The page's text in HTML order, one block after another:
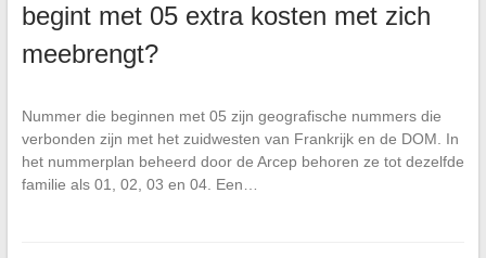
begint met 05 extra kosten met zich
meebrengt?
Nummer die beginnen met 05 zijn geografische nummers die
verbonden zijn met het zuidwesten van Frankrijk en de DOM. In
het nummerplan beheerd door de Arcep behoren ze tot dezelfde
familie als 01, 02, 03 en 04. Een…